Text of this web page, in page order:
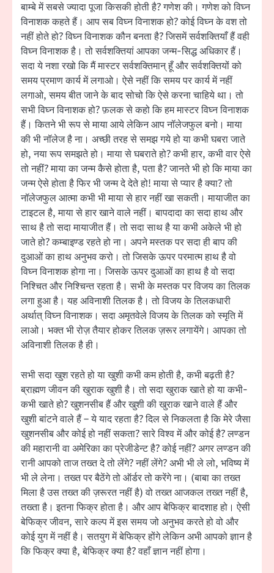
बाम्बे में सबसे ज्यादा पूजा किसकी होती है? गणेश की। गणेश को विघ्न
विनाशक कहते हैं। आप सब विघ्न विनाशक हो? कोई विघ्न के वश तो
नहीं होते हो? विघ्न विनाशक कौन बनता है? जिसमें सर्वशक्तियाँ हैं वही
विघ्न विनाशक है। तो सर्वशक्तियां आपका जन्म-सिद्ध अधिकार हैं।
सदा ये नशा रखो कि मैं मास्टर सर्वशक्तिमान् हूँ और सर्वशक्तियों को
समय प्रमाण कार्य में लगाओ। ऐसे नहीं कि समय पर कार्य में नहीं
लगाओ, समय बीत जाने के बाद सोचो कि ऐसे करना चाहिये था। तो
सभी विघ्न विनाशक हो? फ़लक से कहो कि हम मास्टर विघ्न विनाशक
हैं। कितने भी रूप से माया आये लेकिन आप नॉलेजफुल बनो। माया
की भी नॉलेज है ना। अच्छी तरह से समझ गये हो या कभी घबरा जाते
हो, नया रूप समझते हो। माया से घबराते हो? कभी हार, कभी वार ऐसे
तो नहीं? माया का जन्म कैसे होता है, पता है? जानते भी हो कि माया का
जन्म ऐसे होता है फिर भी जन्म दे देते हो! माया से प्यार है क्या? तो
नॉलेजफुल आत्मा कभी भी माया से हार नहीं खा सकती। मायाजीत का
टाइटल है, माया से हार खाने वाले नहीं। बापदादा का सदा हाथ और
साथ है तो सदा मायाजीत हैं। तो सदा साथ है या कभी अकेले भी हो
जाते हो? कम्बाइण्ड रहते हो ना। अपने मस्तक पर सदा ही बाप की
दुआओं का हाथ अनुभव करो। तो जिसके ऊपर परमात्म हाथ है वो
विघ्न विनाशक होगा ना। जिसके ऊपर दुआओं का हाथ है वो सदा
निश्चित और निश्चिन्त रहता है। सभी के मस्तक पर विजय का तिलक
लगा हुआ है। यह अविनाशी तिलक है। तो विजय के तिलकधारी
अर्थात् विघ्न विनाशक। सदा अमृतवेले विजय के तिलक को स्मृति में
लाओ। भक्त भी रोज़ तैयार होकर तिलक ज़रूर लगायेंगे। आपका तो
अविनाशी तिलक है ही।
सभी सदा खुश रहते हो या खुशी कभी कम होती है, कभी बढ़ती है?
ब्राह्मण जीवन की खुराक खुशी है। तो सदा खुराक खाते हो या कभी-
कभी खाते हो? खुशनसीब हैं और खुशी की खुराक खाने वाले हैं और
खुशी बांटने वाले हैं – ये याद रहता है? दिल से निकलता है कि मेरे जैसा
खुशनसीब और कोई हो नहीं सकता? सारे विश्व में और कोई है? लण्डन
की महारानी वा अमेरिका का प्रेजीडेन्ट है? कोई नहीं? अगर लण्डन की
रानी आपको ताज तख्त दे तो लेंगे? नहीं लेंगे? अभी भी ले लो, भविष्य में
भी ले लेना। तख्त पर बैठेंगे तो ऑर्डर तो करेंगे ना। (बाबा का तख्त
मिला है उस तख्त की ज़रूरत नहीं है) वो तख्त आजकल तख्त नहीं है,
तख्ता है। इतना फिक्र होता है। और आप बेफिक्र बादशाह हो। ऐसी
बेफिक्र जीवन, सारे कल्प में इस समय जो अनुभव करते हो वो और
कोई युग में नहीं है। सतयुग में बेफिक्र होंगे लेकिन अभी आपको ज्ञान है
कि फिक्र क्या है, बेफिक्र क्या है? वहाँ ज्ञान नहीं होगा।